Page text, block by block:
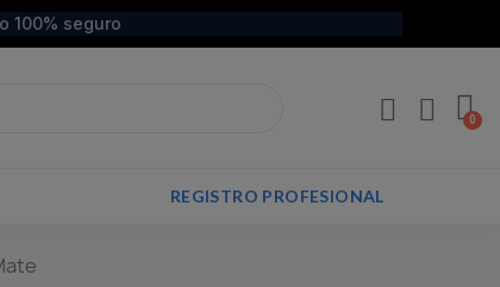
100% seguro
REGISTRO PROFESIONAL